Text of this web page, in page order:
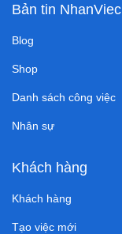
Bản tin
Blog
Shop
Danh sách công việc
Nhân sự
Khách hàng
Khách hàng
Tạo việc mới